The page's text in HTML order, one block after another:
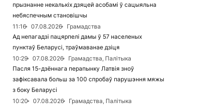
прызнанне некалькіх дзяцей асобамі ў сацыяльна
небяспечным становішчы
11:16
07.08.2026
Грамадства
Ад непагадзі пацярпелі дамы ў 57 населеных
пунктаў Беларусі, траўмаванае дзіця
10:29
07.08.2026
Грамадства, Палітыка
Пасля 15-дзённага перапынку Латвія зноў
зафіксавала больш за 100 спробаў парушэння мяжы
з боку Беларусі
10:20
07.08.2026
Грамадства, Палітыка